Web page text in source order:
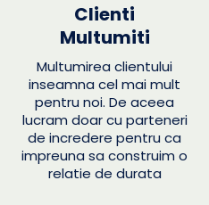
Clienti
Multumiti
Multumirea clientului
inseamna cel mai mult
pentru noi. De aceea
lucram doar cu parteneri
de incredere pentru ca
impreuna sa construim o
relatie de durata